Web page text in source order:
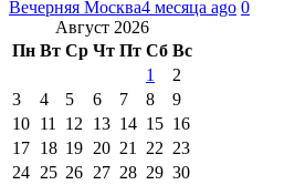
Вечерняя Москва4 месяца ago 0
Август 2026
Пн Вт Ср Чт Пт Сб Вс
1
2
3
4 5 6 7 8
9
10 11 12 13 14 15 16
17 18 19 20 21 22 23
24 25 26 27 28 29 30